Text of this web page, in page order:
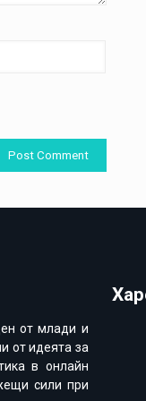
от млади и
от идеята за
в онлайн
сили при